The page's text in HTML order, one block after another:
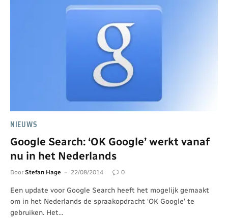
NIEUWS
Google Search: ‘OK Google’ werkt vanaf
nu in het Nederlands
Door Stefan Hage 22/08/2014 0
Een update voor Google Search heeft het mogelijk gemaakt
om in het Nederlands de spraakopdracht ‘OK Google’ te
gebruiken. Het…